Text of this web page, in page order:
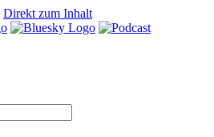
Direkt zum Inhalt